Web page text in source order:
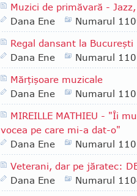
Muzici de primăvară - Jazz,
Dana Ene
Numarul
Regal dansant la Bucureşti
Dana Ene
Numarul
Mărţişoare muzicale
Dana Ene
Numarul
MIREILLE MATHIEU - "Îi
vocea pe care mi-a dat-o"
Dana Ene
Numarul
Veterani, dar pe jăratec:
Dana Ene
Numarul